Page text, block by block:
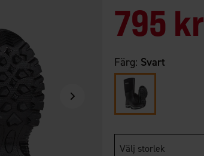
795 kr
Färg: Svart
Välj storlek